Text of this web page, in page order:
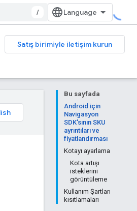
/
Satış birimiyle iletişim kurun
Bu sayfada
Android için
Navigasyon
SDK'sının SKU
ayrıntıları ve
fiyatlandırması
Kotayı ayarlama
Kota artışı
isteklerini
görüntüleme
Kullanım Şartları
kısıtlamaları